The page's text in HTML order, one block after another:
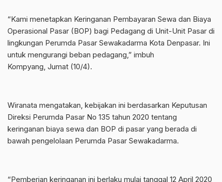
“Kami menetapkan Keringanan Pembayaran Sewa dan Biaya
Operasional Pasar (BOP) bagi Pedagang di Unit-Unit Pasar di
lingkungan Perumda Pasar Sewakadarma Kota Denpasar. Ini
untuk mengurangi beban pedagang,” imbuh
Kompyang, Jumat (10/4).
Wiranata mengatakan, kebijakan ini berdasarkan Keputusan
Direksi Perumda Pasar No 135 tahun 2020 tentang
keringanan biaya sewa dan BOP di pasar yang berada di
bawah pengelolaan Perumda Pasar Sewakadarma.
“Pemberian keringanan ini berlaku mulai tanggal 12 April 2020